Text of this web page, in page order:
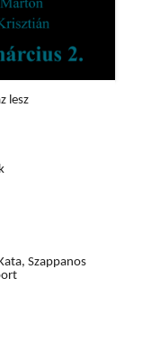
lesz
Szappanos